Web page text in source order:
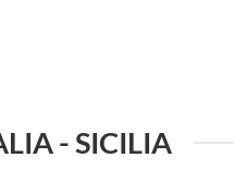
- SICILIA